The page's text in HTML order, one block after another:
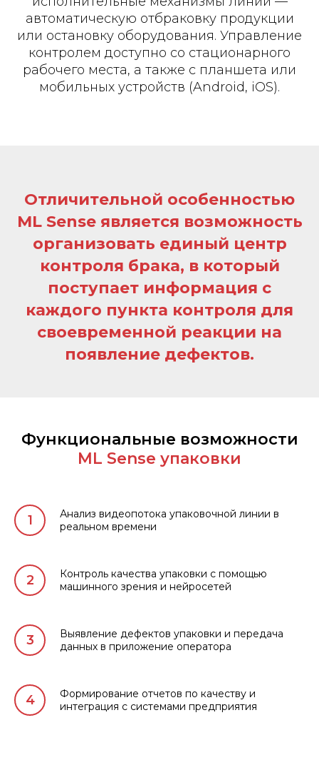
автоматическую отбраковку продукции
или остановку оборудования. Управление
контролем доступно со стационарного
рабочего места, а также с планшета или
мобильных устройств (Android, iOS).
Отличительной особенностью
ML Sense является возможность
организовать единый центр
контроля брака, в который
поступает информация с
каждого пункта контроля для
своевременной реакции на
появление дефектов.
Функциональные возможности
ML Sense упаковки
Анализ видеопотока упаковочной линии в
реальном времени
Контроль качества упаковки с помощью
машинного зрения и нейросетей
Выявление дефектов упаковки и передача
данных в приложение оператора
Формирование отчетов по качеству и
интеграция с системами предприятия